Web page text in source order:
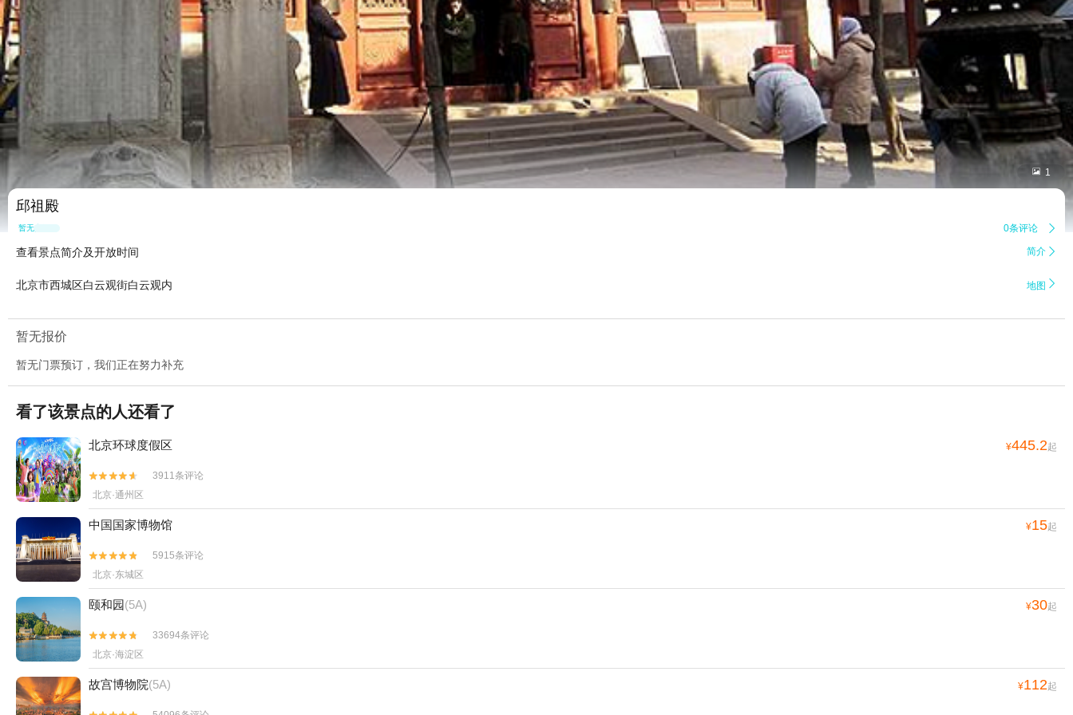
 1
邱祖殿
暂无点评 0条评论 
查看景点简介及开放时间 简介 
北京市西城区白云观街白云观内 地图 
暂无报价
暂无门票预订，我们正在努力补充
看了该景点的人还看了
北京环球度假区 ¥445.2起


3911条评论
北京·通州区
中国国家博物馆 ¥15起


5915条评论
北京·东城区
颐和园(5A) ¥30起


33694条评论
北京·海淀区
故宫博物院(5A) ¥112起